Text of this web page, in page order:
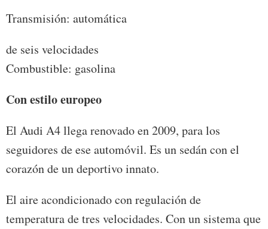
Transmisión: automática
de seis velocidades
Combustible: gasolina
Con estilo europeo
El Audi A4 llega renovado en 2009, para los
seguidores de ese automóvil. Es un sedán con el
corazón de un deportivo innato.
El aire acondicionado con regulación de
temperatura de tres velocidades. Con un sistema que